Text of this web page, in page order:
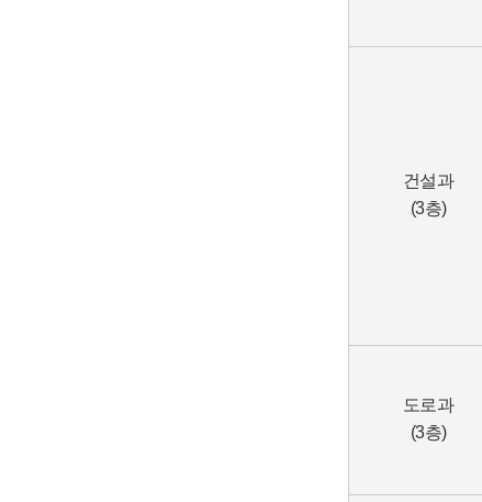
건설과
(3층)
도로과
(3층)